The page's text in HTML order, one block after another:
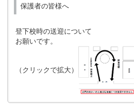
保護者の皆様へ
登下校時の送迎について
お願いです。
（クリックで拡大）